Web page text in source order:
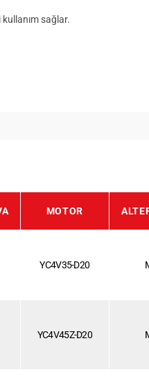
sağlar.
MOTOR
YC4V35-D20
YC4V45Z-D20